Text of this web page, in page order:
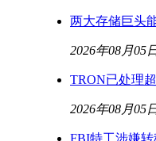
两大存储巨头
2026年08月05
TRON已处理
2026年08月05
FBI特工涉嫌